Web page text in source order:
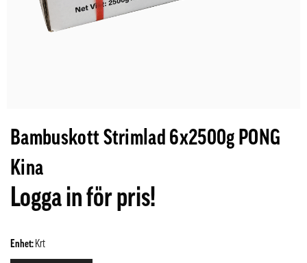
Bambuskott Strimlad 6x2500g PONG
Kina
Logga in för pris!
Enhet: Krt